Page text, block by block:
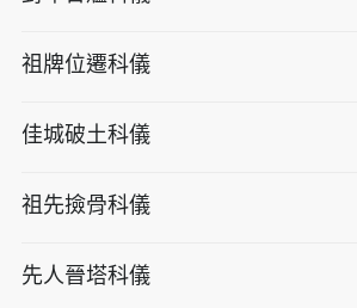
祖牌位遷科儀
佳城破土科儀
祖先撿骨科儀
先人晉塔科儀